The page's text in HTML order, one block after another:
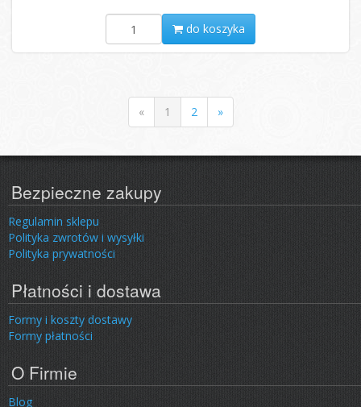
do koszyka
« 1 2 »
Bezpieczne zakupy
Regulamin sklepu
Polityka zwrotów i wysyłki
Polityka prywatności
Płatności i dostawa
Formy i koszty dostawy
Formy płatności
O Firmie
Blog